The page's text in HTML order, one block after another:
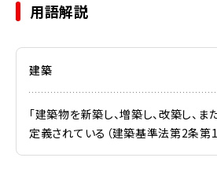
用語解説
建築
「建築物を新築し、増築し、改築し、ま
定義されている（建築基準法第2条第